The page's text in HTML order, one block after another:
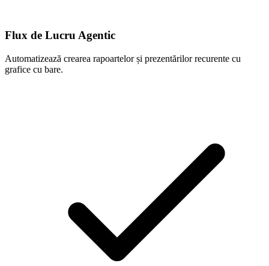
Flux de Lucru Agentic
Automatizează crearea rapoartelor și prezentărilor recurente cu
grafice cu bare.